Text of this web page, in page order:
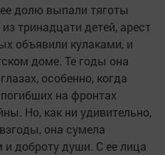
долю выпали тяготы
тринадцати детей, арест
объявили кулаками, и
доме. Те годы она
особенно, когда
на фронтах
Но, как ни удивительно,
она сумела
доброту души. С ее лица